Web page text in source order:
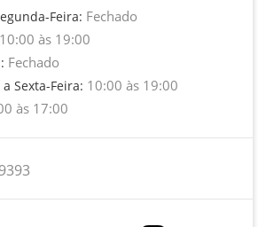
Feira: Fechado
10:00 às 19:00
Fechado
Sexta-Feira: 10:00 às 19:00
às 17:00